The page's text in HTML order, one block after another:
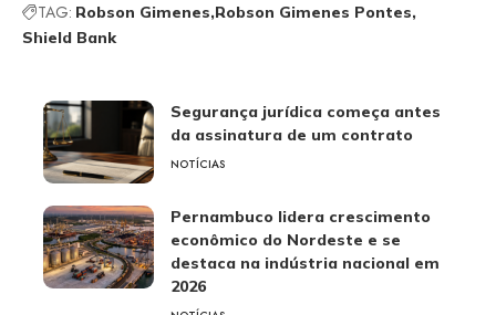
TAG: Robson Gimenes Robson Gimenes Pontes
Shield Bank
Segurança jurídica começa antes
da assinatura de um contrato
NOTÍCIAS
Pernambuco lidera crescimento
econômico do Nordeste e se
destaca na indústria nacional em
2026